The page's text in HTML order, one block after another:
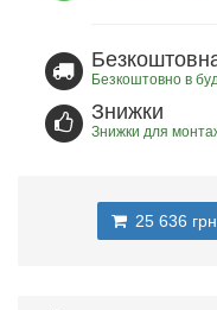
Безкоштовно в
Знижки
Знижки для
25 636 грн.